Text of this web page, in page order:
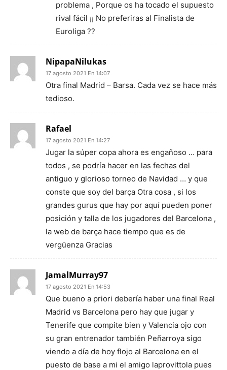
problema , Porque os ha tocado el supuesto
rival fácil ¡¡ No preferiras al Finalista de
Euroliga ??
NipapaNilukas
17 agosto 2021 En 14:07
Otra final Madrid – Barsa. Cada vez se hace más
tedioso.
Rafael
17 agosto 2021 En 14:27
Jugar la súper copa ahora es engañoso … para
todos , se podría hacer en las fechas del
antiguo y glorioso torneo de Navidad … y que
conste que soy del barça Otra cosa , si los
grandes gurus que hay por aquí pueden poner
posición y talla de los jugadores del Barcelona ,
la web de barça hace tiempo que es de
vergüenza Gracias
JamalMurray97
17 agosto 2021 En 14:53
Que bueno a priori debería haber una final Real
Madrid vs Barcelona pero hay que jugar y
Tenerife que compite bien y Valencia ojo con
su gran entrenador también Peñarroya sigo
viendo a día de hoy flojo al Barcelona en el
puesto de base a mi el amigo laprovittola pues